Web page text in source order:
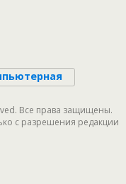
Все права защищены.
с разрешения редакции